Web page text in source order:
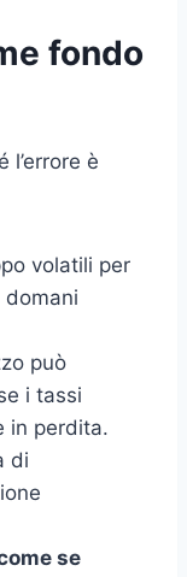
fondo
l’errore è
volatili per
può
i tassi
in perdita.
di
se